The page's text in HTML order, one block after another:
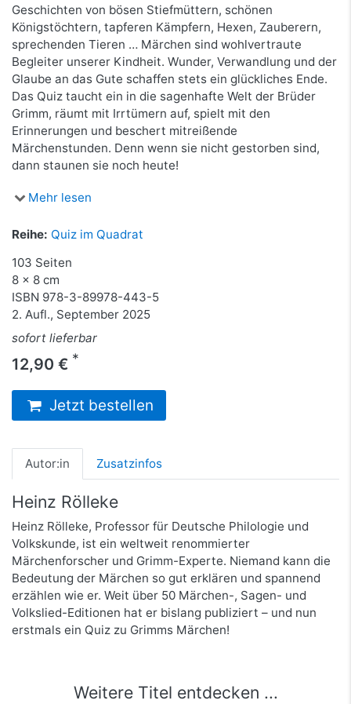
Geschichten von bösen Stiefmüttern, schönen
Königstöchtern, tapferen Kämpfern, Hexen, Zauberern,
sprechenden Tieren … Märchen sind wohlvertraute
Begleiter unserer Kindheit. Wunder, Verwandlung und der
Glaube an das Gute schaffen stets ein glückliches Ende.
Das Quiz taucht ein in die sagenhafte Welt der Brüder
Grimm, räumt mit Irrtümern auf, spielt mit den
Erinnerungen und beschert mitreißende
Märchenstunden. Denn wenn sie nicht gestorben sind,
dann staunen sie noch heute!
Mehr lesen
Reihe: Quiz im Quadrat
103 Seiten
8 x 8 cm
ISBN 978-3-89978-443-5
2. Aufl., September 2025
sofort lieferbar
12,90 € *
Jetzt bestellen
Autor:in Zusatzinfos
Heinz Rölleke
Heinz Rölleke, Professor für Deutsche Philologie und
Volkskunde, ist ein weltweit renommierter
Märchenforscher und Grimm-Experte. Niemand kann die
Bedeutung der Märchen so gut erklären und spannend
erzählen wie er. Weit über 50 Märchen-, Sagen- und
Volkslied-Editionen hat er bislang publiziert – und nun
erstmals ein Quiz zu Grimms Märchen!
Weitere Titel entdecken ...